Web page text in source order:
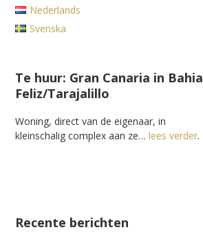
Nederlands
Svenska
Te huur: Gran Canaria in Bahia
Feliz/Tarajalillo
Woning, direct van de eigenaar, in
kleinschalig complex aan ze…lees verder.
Recente berichten